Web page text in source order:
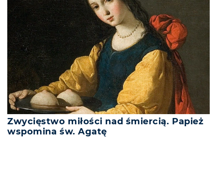
Zwycięstwo miłości nad śmiercią. Papież
wspomina św. Agatę